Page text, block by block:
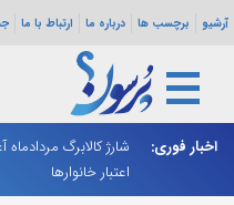
آرشیو برچسب ها درباره ما ارتباط با ما
اخبار فوری:
هرمز ادامه
شارژ کالابرگ
اعتبار خانوارها